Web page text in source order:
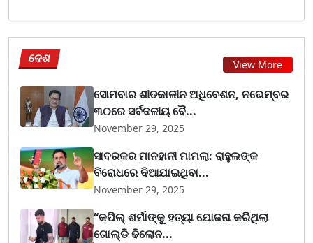
ଦେଶ View More
ସୋମବାର ଶୀତକାଳୀନ ଅଧିବେଶନ, ନଭେମ୍ବର
୩୦ରେ ସର୍ବଦଳୀୟ ବୈ...
November 29, 2025
ସାବରକର ମାନହାନୀ ମାମଲା: ରାହୁଲଙ୍କ
ବିରୋଧରେ ଦିଆଯାଇଥିବା...
November 29, 2025
“କପିଲ୍ ଶର୍ମାଙ୍କୁ ହତ୍ୟା ଯୋଜନା କରିଥିଲା
ଗୋଲ୍ଡି ଢିଲୋନ...